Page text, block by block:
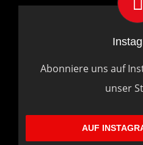
Abonniere uns auf
unser
AUF